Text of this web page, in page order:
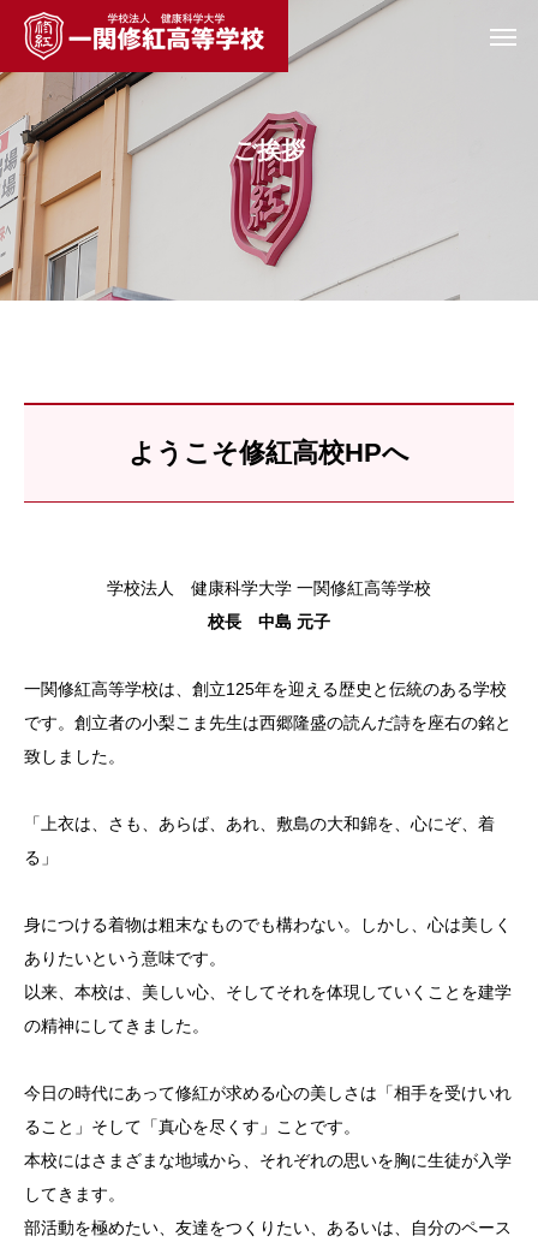
ご挨拶
ようこそ修紅高校HPへ
学校法人 健康科学大学 一関修紅高等学校
校長 中島 元子
一関修紅高等学校は、創立125年を迎える歴史と伝統のある学校
です。創立者の小梨こま先生は西郷隆盛の読んだ詩を座右の銘と
致しました。
「上衣は、さも、あらば、あれ、敷島の大和錦を、心にぞ、着
る」
身につける着物は粗末なものでも構わない。しかし、心は美しく
ありたいという意味です。
以来、本校は、美しい心、そしてそれを体現していくことを建学
の精神にしてきました。
今日の時代にあって修紅が求める心の美しさは「相手を受けいれ
ること」そして「真心を尽くす」ことです。
本校にはさまざまな地域から、それぞれの思いを胸に生徒が入学
してきます。
部活動を極めたい、友達をつくりたい、あるいは、自分のペース